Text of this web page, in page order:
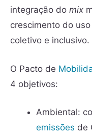
integração do mix
crescimento do
coletivo e inclusivo.
O Pacto de
4 objetivos:
Ambiental:
emissões de